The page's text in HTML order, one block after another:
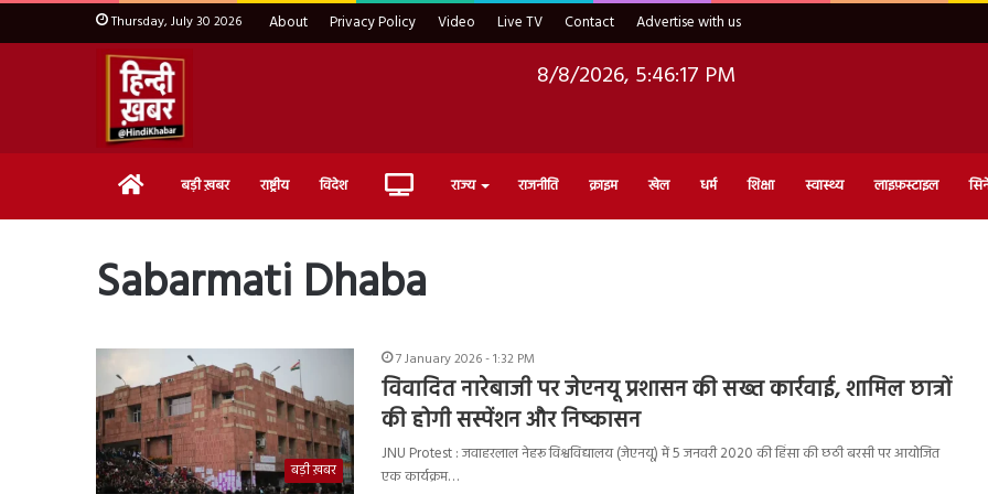
Thursday, July 30 2026 About Privacy Policy Video Live TV Contact Advertise with us
8/8/2026, 5:46:18 PM
Home बड़ी ख़बर राष्ट्रीय विदेश Live राज्य राजनीति क्राइम खेल धर्म शिक्षा स्वास्थ्य लाइफ़स्टाइल
Sabarmati Dhaba
बड़ी ख़बर
7 January 2026 - 1:32 PM
विवादित नारेबाजी पर जेएनयू प्रशासन की सख्त कार्रवाई, शामिल छात्रों
की होगी सस्पेंशन और निष्कासन
JNU Protest : जवाहरलाल नेहरू विश्वविद्यालय (जेएनयू) में 5 जनवरी 2020 की हिंसा की छठी बरसी पर आयोजित
एक कार्यक्रम…